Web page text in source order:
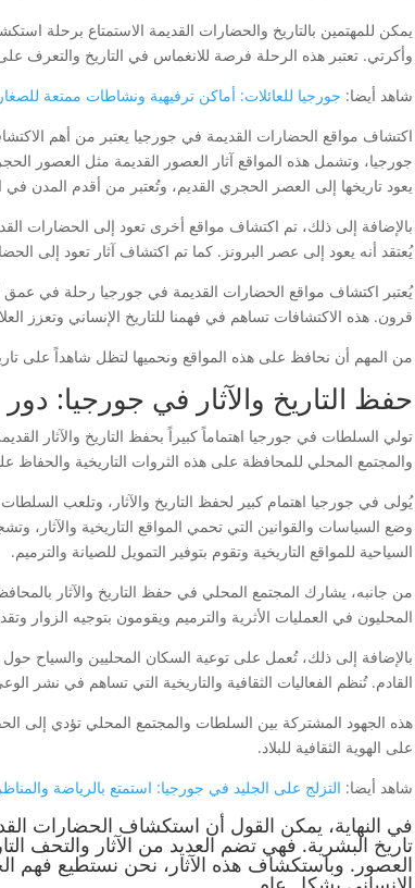
يمكن للمهتمين بالتاريخ والحضارات القديمة الاستمتاع برحلة
وأكرتي. تعتبر هذه الرحلة فرصة للانغماس في التاريخ والتعرف
شاهد أيضا: جورجيا للعائلات: أماكن ترفيهية ونشاطات ممتعة للصغار
جورجيا، وتشمل هذه المواقع آثار العصور القديمة مثل العصور
يعود تاريخها إلى العصر الحجري القديم، وتُعتبر من أقدم المدن في
بالإضافة إلى ذلك، تم اكتشاف مواقع أخرى تعود إلى الحضارات
يُعتقد أنه يعود إلى عصر البرونز. كما تم اكتشاف آثار تعود إلى
يُعتبر اكتشاف مواقع الحضارات القديمة في جورجيا رحلة في
قرون. هذه الاكتشافات تساهم في فهمنا للتاريخ الإنساني وتعزز
من المهم أن نحافظ على هذه المواقع ونحميها لتظل شاهداً على
حفظ التاريخ والآثار في جورجيا:
تولي السلطات في جورجيا اهتماماً كبيراً بحفظ التاريخ والآثار
والمجتمع المحلي للمحافظة على هذه الثروات التاريخية والحفاظ
يُولى في جورجيا اهتمام كبير لحفظ التاريخ والآثار، وتلعب
وضع السياسات والقوانين التي تحمي المواقع التاريخية والآثار،
السياحية للمواقع التاريخية وتقوم بتوفير التمويل للصيانة والترميم.
من جانبه، يشارك المجتمع المحلي في حفظ التاريخ والآثار
المحليون في العمليات الأثرية والترميم ويقومون بتوجيه الزوار
بالإضافة إلى ذلك، تُعمل على توعية السكان المحليين والسياح
القادم. تُنظم الفعاليات الثقافية والتاريخية التي تساهم في نشر
هذه الجهود المشتركة بين السلطات والمجتمع المحلي تؤدي إلى
على الهوية الثقافية للبلاد.
شاهد أيضا: التزلج على الجليد في جورجيا: استمتع بالرياضة
في النهاية، يمكن القول أن استكشاف الحضارات
تاريخ البشرية. فهي تضم العديد من الآثار والتحف
العصور. وباستكشاف هذه الآثار، نحن نستطيع فهم